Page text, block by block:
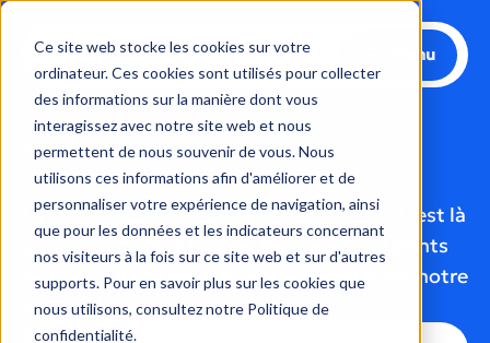
Ce site web stocke les cookies sur votre
ordinateur. Ces cookies sont utilisés pour collecter
des informations sur la manière dont vous
interagissez avec notre site web et nous
permettent de nous souvenir de vous. Nous
utilisons ces informations afin d'améliorer et de
personnaliser votre expérience de navigation, ainsi
que pour les données et les indicateurs concernant
nos visiteurs à la fois sur ce site web et sur d'autres
supports. Pour en savoir plus sur les cookies que
nous utilisons, consultez notre Politique de
confidentialité.
Aller
contenu
Menu
Trouvez le candidat idéal avec LIP
LIP, expert de l’emploi et du recrutement, est là
pour vous aider à trouver les meilleurs talents
en CDI, CDD ou intérim. Votre réussite est notre
priorité !